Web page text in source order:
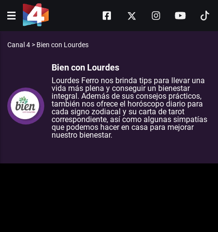
Canal 4 > Bien con Lourdes
Bien con Lourdes
Lourdes Ferro nos brinda tips para llevar una
vida más plena y conseguir un bienestar
integral. Además de sus consejos prácticos,
también nos ofrece el horóscopo diario para
cada signo zodiacal y su carta de tarot
correspondiente, así como algunas simpatías
que podemos hacer en casa para mejorar
nuestro bienestar.